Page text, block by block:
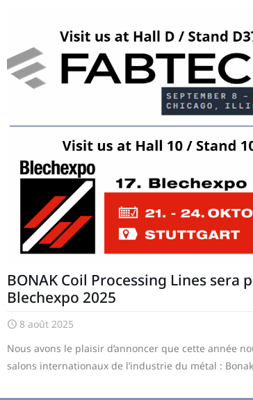
BONAK Coil Processing Lines sera
Blechexpo 2025
8 août 2025
Nous avons le plaisir d’annoncer que cette année
salons internationaux de l’industrie du métal :